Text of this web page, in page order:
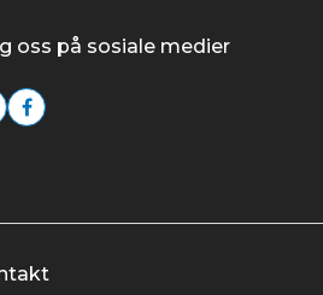
oss på sosiale medier